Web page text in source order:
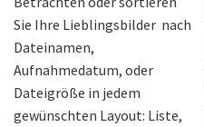
Sie Ihre Lieblingsbilder nach
Dateinamen,
Aufnahmedatum, oder
Dateigröße in jedem
gewünschten Layout: Liste,